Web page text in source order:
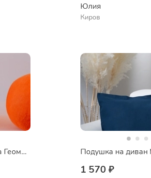
Юлия
Киров
Светильник из войлока Геометрия Подушка на
1 570 ₽